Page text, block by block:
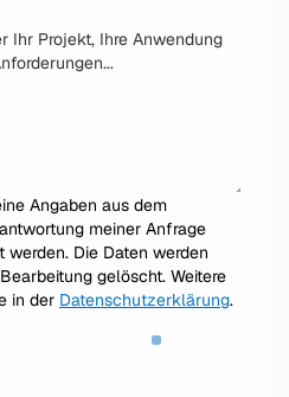
Angaben aus dem
meiner Anfrage
Die Daten werden
gelöscht. Weitere
in der Datenschutzerklärung.